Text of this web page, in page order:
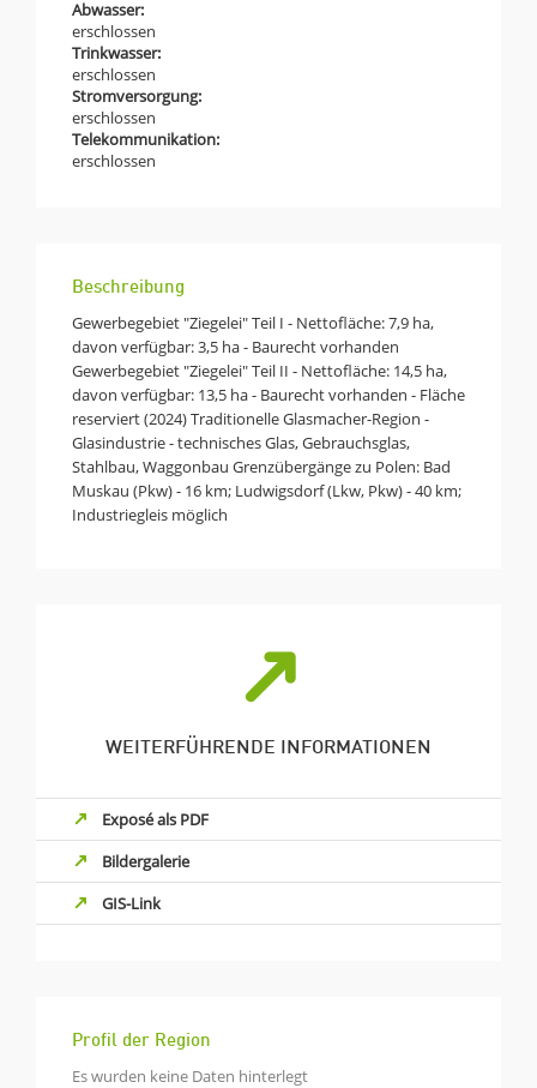
Abwasser:
erschlossen
Trinkwasser:
erschlossen
Stromversorgung:
erschlossen
Telekommunikation:
erschlossen
Beschreibung
Gewerbegebiet "Ziegelei" Teil I - Nettofläche: 7,9 ha,
davon verfügbar: 3,5 ha - Baurecht vorhanden
Gewerbegebiet "Ziegelei" Teil II - Nettofläche: 14,5 ha,
davon verfügbar: 13,5 ha - Baurecht vorhanden - Fläche
reserviert (2024) Traditionelle Glasmacher-Region -
Glasindustrie - technisches Glas, Gebrauchsglas,
Stahlbau, Waggonbau Grenzübergänge zu Polen: Bad
Muskau (Pkw) - 16 km; Ludwigsdorf (Lkw, Pkw) - 40 km;
Industriegleis möglich
WEITERFÜHRENDE INFORMATIONEN
Exposé als PDF
Bildergalerie
GIS-Link
Profil der Region
Es wurden keine Daten hinterlegt